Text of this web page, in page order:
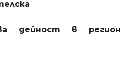
дейност в регион